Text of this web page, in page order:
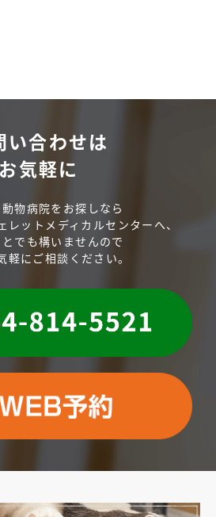
い合わせは
お気軽に
物病院をお探しなら
レットメディカルセンターへ、
でも構いませんので
軽にご相談ください。